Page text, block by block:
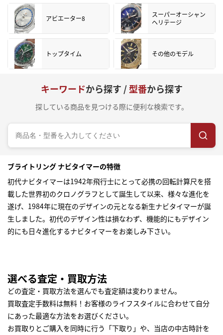
アビエーター8
スーパーオーシャン
ヘリテージ
トップタイム その他のモデル
キーワードから探す /型番から探す
探している商品を見つける際に便利な検索です。
ブライトリング ナビタイマーの特徴
初代ナビタイマーは1942年飛行士にとって必携の回転計算尺を搭
載した世界初のクロノグラフとして誕生して以来、様々な進化を
遂げ、1984年に現在のデザインの元となる新生ナビタイマーが誕
生しました。初代のデザイン性は損なわず、機能的にもデザイン
的にも日々進化するナビタイマーをお楽しみ下さい。
選べる査定・買取方法
どの査定・買取方法を選んでも査定額は変わりません。
買取査定手数料は無料！お客様のライフスタイルに合わせて自分
にあった最適な方法をお選びください。
お買取りとご購入を同時に行う「下取り」や、当店の中古時計を